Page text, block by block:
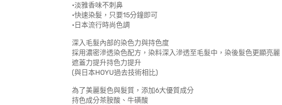
•淡雅香味不刺鼻
•快速染髮，只要15分鐘即可
•日本流行時尚色調
深入毛髮內部的染色力與持色度
採用濃密滲透染色配方，染料深入滲透至毛髮中，染後髮色更顯亮麗
遮蓋力提升持色力提升
(與日本HOYU過去技術相比)
為了美麗髮色與髮質，添加6大優質成分
持色成分茶胺酸、牛磺酸